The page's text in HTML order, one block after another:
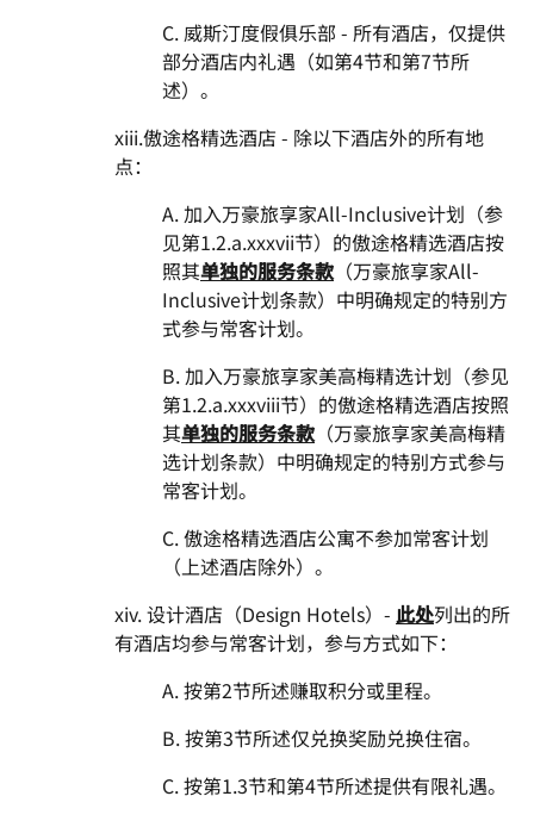
C. 威斯汀度假俱乐部 - 所有酒店，仅提供
部分酒店内礼遇（如第4节和第7节所
述）。
xiii.傲途格精选酒店 - 除以下酒店外的所有地
点：
A. 加入万豪旅享家All-Inclusive计划（参
见第1.2.a.xxxvii节）的傲途格精选酒店按
照其单独的服务条款（万豪旅享家All-
Inclusive计划条款）中明确规定的特别方
式参与常客计划。
B. 加入万豪旅享家美高梅精选计划（参见
第1.2.a.xxxviii节）的傲途格精选酒店按照
其单独的服务条款（万豪旅享家美高梅精
选计划条款）中明确规定的特别方式参与
常客计划。
C. 傲途格精选酒店公寓不参加常客计划
（上述酒店除外）。
xiv. 设计酒店（Design Hotels）- 此处列出的所
有酒店均参与常客计划，参与方式如下：
A. 按第2节所述赚取积分或里程。
B. 按第3节所述仅兑换奖励兑换住宿。
C. 按第1.3节和第4节所述提供有限礼遇。